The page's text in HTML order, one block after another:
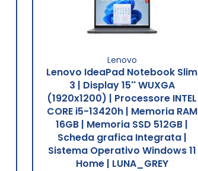
Lenovo
Lenovo IdeaPad Notebook Slim
3 | Display 15'' WUXGA
(1920x1200) | Processore INTEL
CORE i5-13420h | Memoria RAM
16GB | Memoria SSD 512GB |
Scheda grafica Integrata |
Sistema Operativo Windows 11
Home | LUNA_GREY